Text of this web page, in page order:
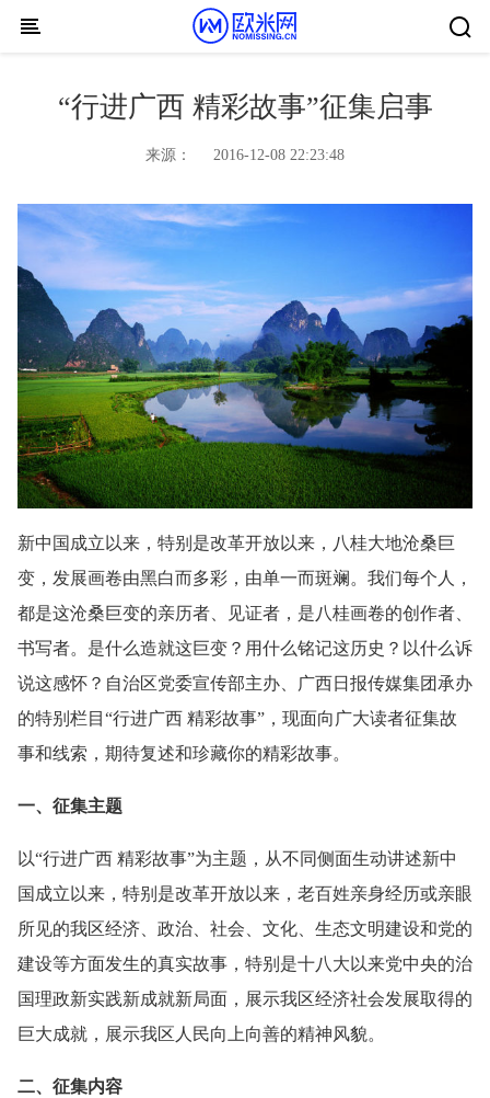
Skip to content
“行进广西 精彩故事”征集启事
来源： 2016-12-08 22:23:48
新中国成立以来，特别是改革开放以来，八桂大地沧桑巨
变，发展画卷由黑白而多彩，由单一而斑斓。我们每个人，
都是这沧桑巨变的亲历者、见证者，是八桂画卷的创作者、
书写者。是什么造就这巨变？用什么铭记这历史？以什么诉
说这感怀？自治区党委宣传部主办、广西日报传媒集团承办
的特别栏目“行进广西 精彩故事”，现面向广大读者征集故
事和线索，期待复述和珍藏你的精彩故事。
一、征集主题
以“行进广西 精彩故事”为主题，从不同侧面生动讲述新中
国成立以来，特别是改革开放以来，老百姓亲身经历或亲眼
所见的我区经济、政治、社会、文化、生态文明建设和党的
建设等方面发生的真实故事，特别是十八大以来党中央的治
国理政新实践新成就新局面，展示我区经济社会发展取得的
巨大成就，展示我区人民向上向善的精神风貌。
二、征集内容